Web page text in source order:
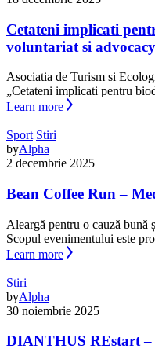
Cetateni implicati
voluntariat si
Asociatia de Turism si
„Cetateni implicati pentru
Learn more
Sport Stiri
byAlpha
2 decembrie 2025
Bean Coffee Run –
Aleargă pentru o cauză bună
Scopul evenimentului este
Learn more
Stiri
byAlpha
30 noiembrie 2025
DIANTHUS REstart